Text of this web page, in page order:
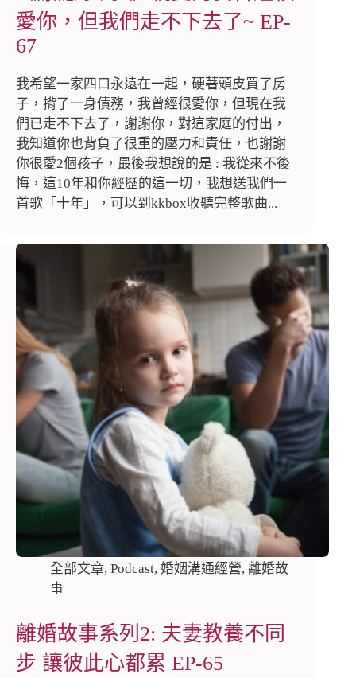
愛你，但我們走不下去了~ EP-
67
我希望一家四口永遠在一起，硬著頭皮買了房
子，揹了一身債務，我曾經很愛你，但現在我
們已走不下去了，謝謝你，對這家庭的付出，
我知道你也背負了很重的壓力和責任，也謝謝
你很愛2個孩子，最後我想說的是 : 我從來不後
悔，這10年和你經歷的這一切，我想送我們一
首歌「十年」，可以到kkbox收聽完整歌曲...
全部文章, Podcast, 婚姻溝通經營, 離婚故
事
離婚故事系列2: 夫妻教養不同
步 讓彼此心都累 EP-65